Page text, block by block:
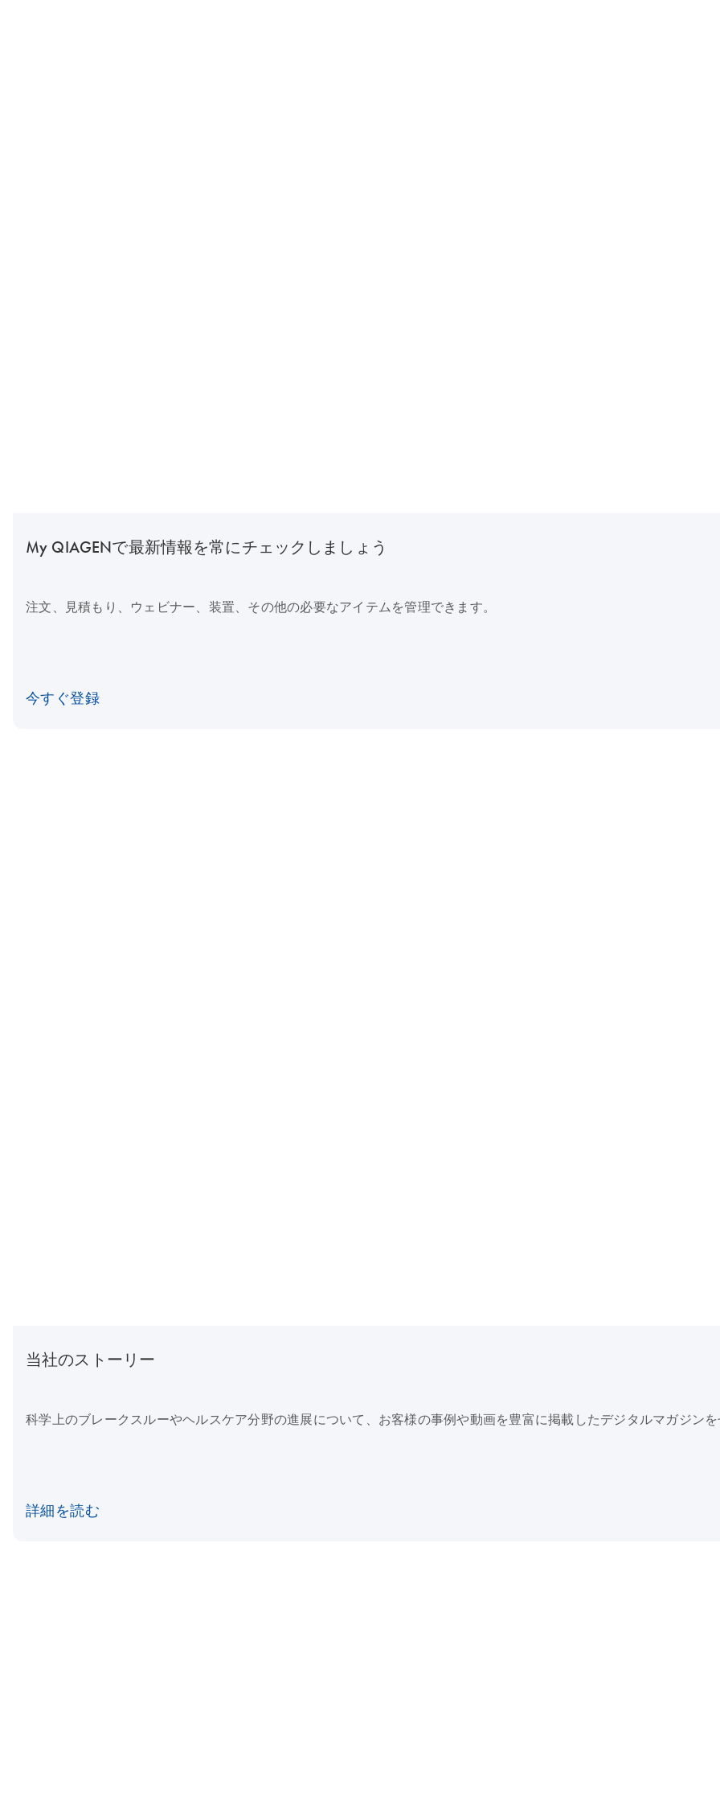
My QIAGENで最新情報を常にチェックしましょう
注文、見積もり、ウェビナー、装置、その他の必要なアイテムを管理できます。
今すぐ登録
当社のストーリー
科学上のブレークスルーやヘルスケア分野の進展について、お客様の事例や動画を豊富に掲載したデジタルマガジンを
詳細を読む